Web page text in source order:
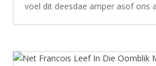
voel dit deesdae amper asof ons